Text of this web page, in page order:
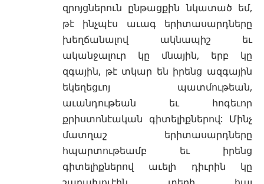
զրոյցներուն ընթացքին նկատած եմ,
թէ ինչպէս աւագ երիտասարդները
խեղճանալով ակնապիշ եւ
ականջալուր կը մնային, երբ կը
զգային, թէ տկար են իրենց ազգային
եկեղեցւոյ պատմութեան,
աւանդութեան եւ հոգեւոր
քրիստոնէական գիտելիքներով: Մինչ
մատղաշ երիտասարդները
հպարտութեամբ եւ իրենց
գիտելիքներով աւելի դիւրին կը